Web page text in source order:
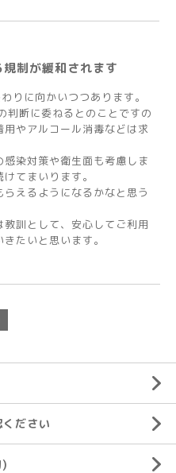
制が緩和されます
りに向かいつつあります。
判断に委ねるとのことですの
やアルコール消毒などは求
染対策や衛生面も考慮しま
てまいります。
えるようになるかなと思う
訓として、安心してご利用
たいと思います。
ださい
)